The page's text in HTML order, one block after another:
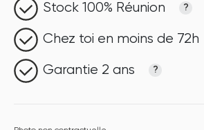
Stock 100% Réunion ?
Chez toi en moins de 72h
Garantie 2 ans ?